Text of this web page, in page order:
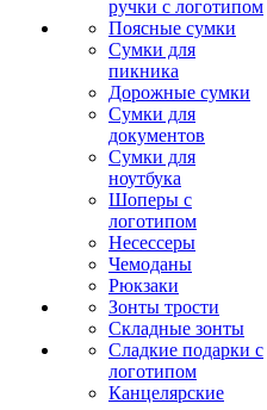
ручки с логотипом
Поясные сумки
Сумки для
пикника
Дорожные сумки
Сумки для
документов
Сумки для
ноутбука
Шоперы с
логотипом
Несессеры
Чемоданы
Рюкзаки
Зонты трости
Складные зонты
Сладкие подарки с
логотипом
Канцелярские